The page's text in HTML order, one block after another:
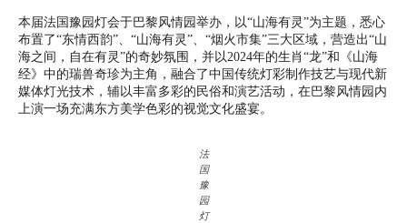
本届法国豫园灯会于巴黎风情园举办，以“山海有灵”为主题，悉心
布置了“东情西韵”、“山海有灵”、“烟火市集”三大区域，营造出“山
海之间，自在有灵”的奇妙氛围，并以2024年的生肖“龙”和《山海
经》中的瑞兽奇珍为主角，融合了中国传统灯彩制作技艺与现代新
媒体灯光技术，辅以丰富多彩的民俗和演艺活动，在巴黎风情园内
上演一场充满东方美学色彩的视觉文化盛宴。
法
国
豫
园
灯